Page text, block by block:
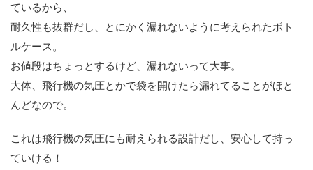
ているから、
耐久性も抜群だし、とにかく漏れないように考えられたボト
ルケース。
お値段はちょっとするけど、漏れないって大事。
大体、飛行機の気圧とかで袋を開けたら漏れてることがほと
んどなので。
これは飛行機の気圧にも耐えられる設計だし、安心して持っ
ていける！